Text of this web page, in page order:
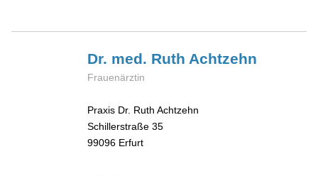
Dr. med. Ruth Achtzehn
Frauenärztin
Praxis Dr. Ruth Achtzehn
Schillerstraße 35
99096 Erfurt